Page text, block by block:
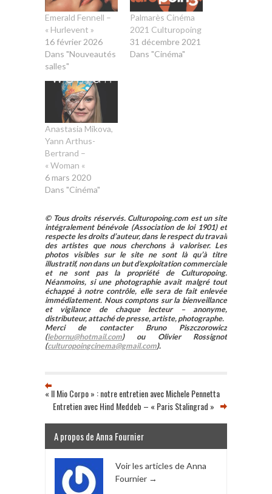
Emerald Fennell –
« Hurlevent »
16 février 2026
Dans "Nouveautés
salles"
Palmarès Cinéma
2021 Culturopoing
31 décembre 2021
Dans "Cinéma"
Anastasia Mikova,
Yann Arthus-
Bertrand –
« Woman «
6 mars 2020
Dans "Cinéma"
© Tous droits réservés. Culturopoing.com est un site
intégralement bénévole (Association de loi 1901) et
respecte les droits d’auteur, dans le respect du travail
des artistes que nous cherchons à valoriser. Les
photos visibles sur le site ne sont là qu’à titre
illustratif, non dans un but d’exploitation commerciale
et ne sont pas la propriété de Culturopoing.
Néanmoins, si une photographie avait malgré tout
échappé à notre contrôle, elle sera de fait enlevée
immédiatement. Nous comptons sur la bienveillance
et vigilance de chaque lecteur – anonyme,
distributeur, attaché de presse, artiste, photographe.
Merci de contacter Bruno Piszczorowicz
(lebornu@hotmail.com) ou Olivier Rossignot
(culturopoingcinema@gmail.com).
« Il Mio Corpo » : notre entretien avec Michele Pennetta
Entretien avec Hind Meddeb – « Paris Stalingrad »
A propos de Anna Fournier
Voir les articles de Anna
Fournier →